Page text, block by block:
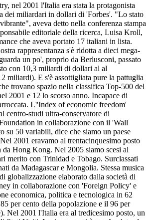
nel 2001 l'Italia era stata la protagonista
dei miliardari in dollari di 'Forbes'. "Lo stato
aveva detto nella conferenza stampa
editoriale della ricerca, Luisa Kroll,
che aveva portato 17 italiani in lista.
rappresentanza s'è ridotta a dieci mega-
un po', proprio da Berlusconi, passato
con 10,3 miliardi di dollari al al
miliardi). E s'è assottigliata pure la pattuglia
trovano spazio nella classifica Top-500 del
2001 e 12 lo scorso anno. Incapace di
L''Index of economic freedom'
centro-studi ultra-conservatore di
in collaborazione con il 'Wall
su 50 variabili, dice che siamo un paese
2001 eravamo al trentacinquesimo posto
da Hong Kong. Nel 2005 siamo scesi al
merito con Trinidad e Tobago. Surclassati
da Madagascar e Mongolia. Stessa musica
globalizzazione elaborato dalla società di
in collaborazione con 'Foreign Policy' e
economica, politica e tecnologica in 62
per cento della popolazione e il 96 per
Nel 2001 l'Italia era al tredicesimo posto, un